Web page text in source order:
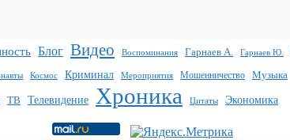
Блог Видео Воспоминания Гарнаев А. Гарнаев Ю.
Космос Криминал Мероприятия Мошенничество Музыка
ТВ Телевидение Хроника Цитаты Экономика